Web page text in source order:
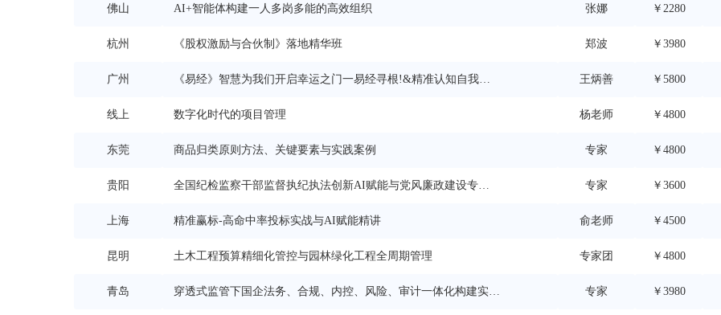
佛山 AI+智能体构建一人多岗多能的高效组织 张娜 ￥2280
杭州 《股权激励与合伙制》落地精华班 郑波 ￥3980
广州 《易经》智慧为我们开启幸运之门一易经寻根!&精准认知自我和
他人
王炳善 ￥5800
线上 数字化时代的项目管理 杨老师 ￥4800
东莞 商品归类原则方法、关键要素与实践案例 专家 ￥4800
贵阳 全国纪检监察干部监督执纪执法创新AI赋能与党风廉政建设专业
能力提升研修班
专家 ￥3600
上海 精准赢标-高命中率投标实战与AI赋能精讲 俞老师 ￥4500
昆明 土木工程预算精细化管控与园林绿化工程全周期管理 专家团 ￥4800
青岛 穿透式监管下国企法务、合规、内控、风险、审计一体化构建实务 专家 ￥3980